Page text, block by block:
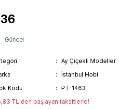
Güncel
Ay Çiçekli Modeller
İstanbul Hobi
Kodu
PT-1463
TL den başlayan taksitlerle!